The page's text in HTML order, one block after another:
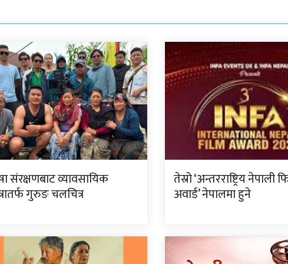
संरक्षणबाट व्यावसायिक
गुरुङ चलचित्र
तेस्रो ‘अन्तरराष्ट्रिय नेपाली
अवार्ड’ नेपालमा हुने